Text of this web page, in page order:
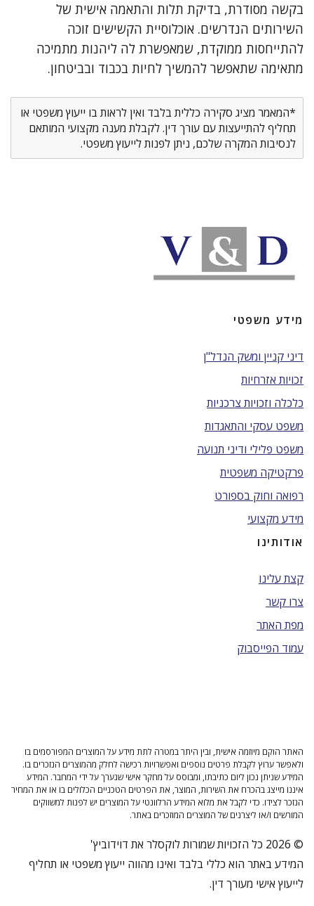
בקשה מסודרת, בדיקת תלות והתאמה אישית של
השירותים הנדרשים. אוכלוסיית הקשישים זוכה
להתייחסות ממוקדת, שמאפשרת לה ליהנות מתמיכה
מתאימה שתאפשר להמשיך לחיות בכבוד ובביטחון.
*המאמר מציג סקירה כללית בלבד ואין לראות בו ייעוץ משפטי או
תחליף להתייעצות עם עורך דין. לקבלת מענה מקצועי המותאם
לנסיבות המקרה שלכם, ניתן לפנות לייעוץ משפטי.
מידע משפטי
דיני קניין ומשק הנדל"ן
זכויות אזרחיות
כלכלה וזכויות צרכניות
משפט עסקי והתאגדות
משפט פלילי ודיני תנועה
פרקטיקה משפטית
רפואה וחוק בספורט
מידע מקצועי
אודותינו
קצת עלינו
צרו קשר
מפת האתר
עמוד הפייסבוק
האתר הוקם מיוזמה אישית, ובין היתר במטרה לתת מידע על המוצרים המפורסמים בו
ולאפשר ערוץ לקבלת פרטים נוספים ואפשרויות רכישה לחלק מהמוצרים הנזכרים בו.
המידע שניתן נכון ליום כתיבתו, ומבוסס על מחקר אישי שנערך על ידי המחבר. המידע
איננו מייצג בהכרח את השירות, המוצר, את הפרטים הטכניים הכלולים בו או את המחיר
הנזכר לצידו. כדי לקבל את מלוא המידע הרלוונטי על המוצרים יש לפנות למשווקים
המורשים ו/או ליצרנים של המוצרים המוזכרים באתר.
© 2026 כל הזכויות שמורות לוקסלר את דוידוביץ'
המידע באתר הוא כללי בלבד ואינו מהווה ייעוץ משפטי או תחליף
לייעוץ אישי מעורך דין.